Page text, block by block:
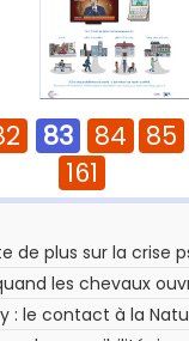
83 84 85
161
de plus sur la crise
les chevaux
: le contact à la